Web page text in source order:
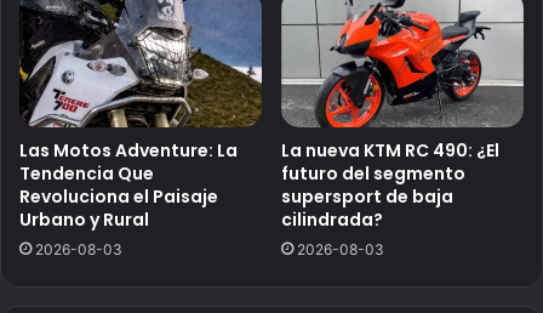
Las Motos Adventure: La
Tendencia Que
Revoluciona el Paisaje
Urbano y Rural
2026-08-03
La nueva KTM RC 490: ¿El
futuro del segmento
supersport de baja
cilindrada?
2026-08-03